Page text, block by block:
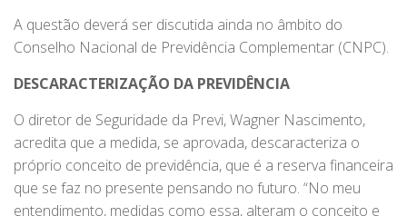
A questão deverá ser discutida ainda no âmbito do
Conselho Nacional de Previdência Complementar (CNPC).
DESCARACTERIZAÇÃO DA PREVIDÊNCIA
O diretor de Seguridade da Previ, Wagner Nascimento,
acredita que a medida, se aprovada, descaracteriza o
próprio conceito de previdência, que é a reserva financeira
que se faz no presente pensando no futuro. “No meu
entendimento, medidas como essa, alteram o conceito e